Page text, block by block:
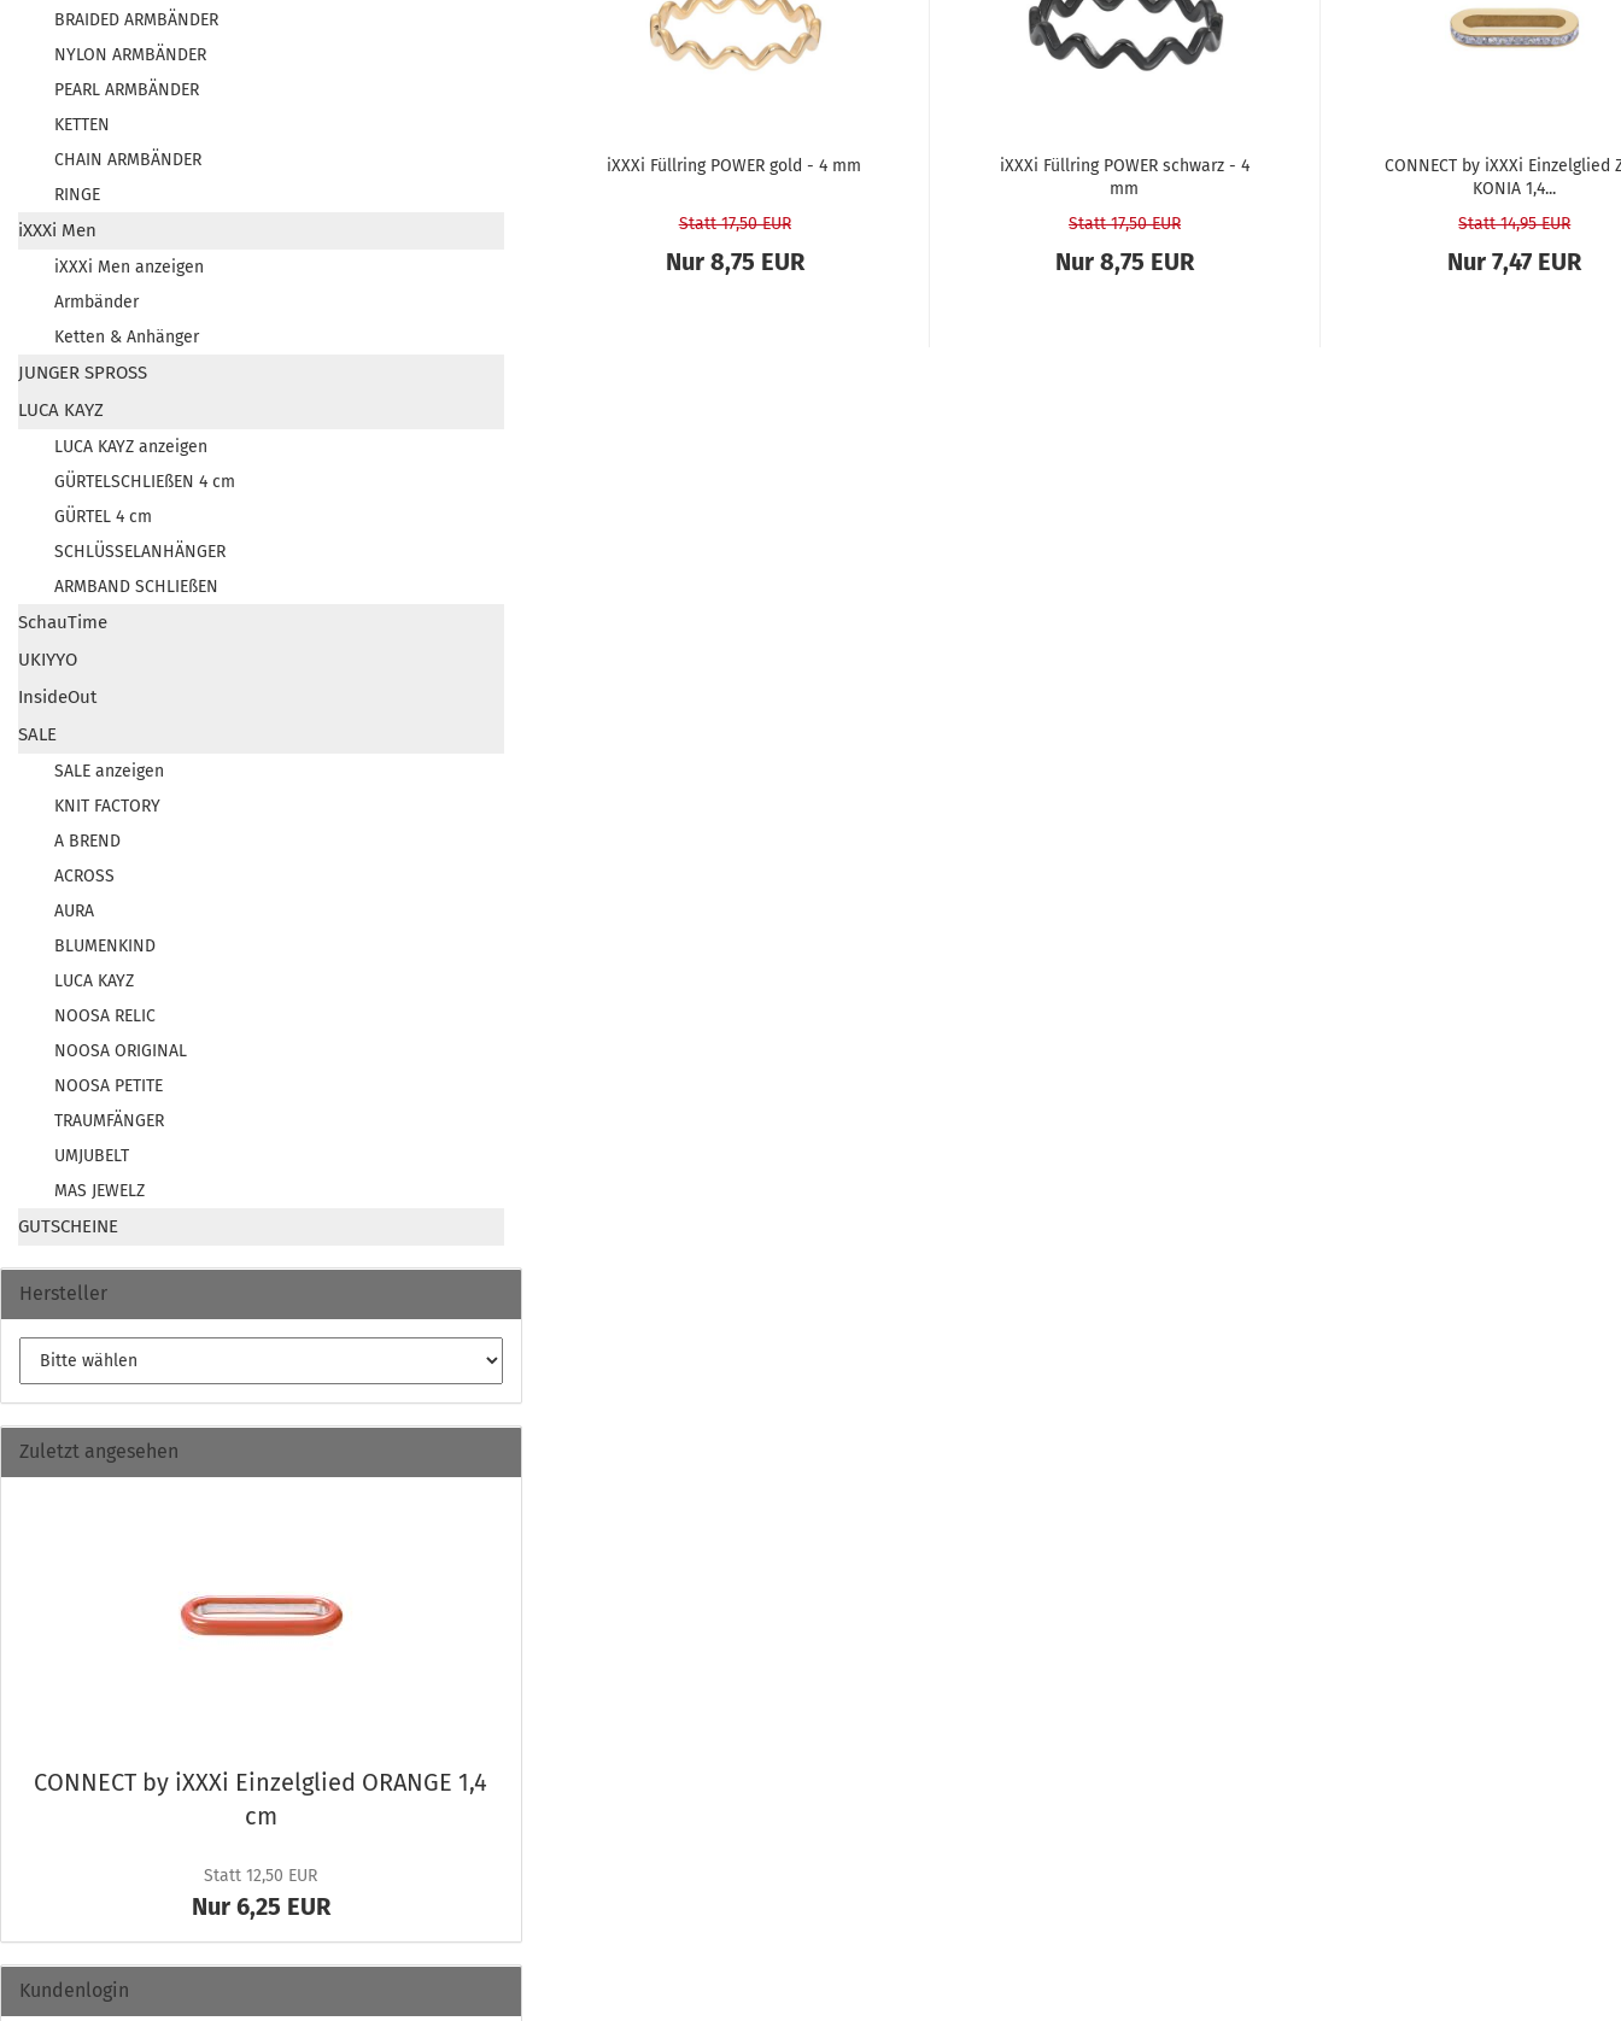
iXXXi Füll­ring POWER gold - 4 mm
Statt 17,50 EUR
Nur 8,75 EUR
iXXXi Füll­ring POWER schwarz - 4
mm
Statt 17,50 EUR
Nur 8,75 EUR
CON­NECT by iXXXi Ein­zel­glied
KO­NIA 1,4...
Statt 14,95 EUR
Nur 7,47 EUR
BRAIDED ARMBÄNDER
NYLON ARMBÄNDER
PEARL ARMBÄNDER
KETTEN
CHAIN ARMBÄNDER
RINGE
iXXXi Men
iXXXi Men anzeigen
Armbänder
Ketten & Anhänger
JUNGER SPROSS
LUCA KAYZ
LUCA KAYZ anzeigen
GÜRTELSCHLIEßEN 4 cm
GÜRTEL 4 cm
SCHLÜSSELANHÄNGER
ARMBAND SCHLIEßEN
SchauTime
UKIYYO
InsideOut
SALE
SALE anzeigen
KNIT FACTORY
A BREND
ACROSS
AURA
BLUMENKIND
LUCA KAYZ
NOOSA RELIC
NOOSA ORIGINAL
NOOSA PETITE
TRAUMFÄNGER
UMJUBELT
MAS JEWELZ
GUTSCHEINE
Hersteller
Zuletzt angesehen
CON­NECT by iXXXi Ein­zel­glied ORAN­GE 1,4
cm
Statt 12,50 EUR
Nur 6,25 EUR
Kundenlogin